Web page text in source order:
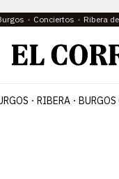
Conciertos Ribera
RIBERA BURGOS